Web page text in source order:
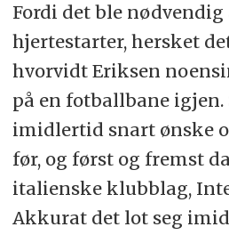
Fordi det ble
hjertestarter, hersket
hvorvidt Eriksen
på en fotballbane
imidlertid snart ønske
før, og først og fremst
italienske klubblag,
Akkurat det lot seg